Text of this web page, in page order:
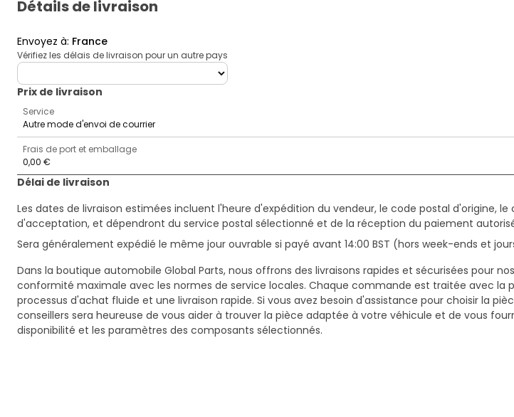
Détails de livraison
Envoyez à: France
Vérifiez les délais de livraison pour un autre pays
deliveryCountry
Prix ​​de livraison
Service
Autre mode d'envoi de courrier
Frais de port et emballage
0,00 €
Délai de livraison
Les dates de livraison estimées incluent l'heure d'expédition du vendeur, le code postal d'origine,
d'acceptation, et dépendront du service postal sélectionné et de la réception du paiement
Sera généralement expédié le même jour ouvrable si payé avant 14:00 BST (hors week-ends et
Dans la boutique automobile Global Parts, nous offrons des livraisons rapides et sécurisées pour
conformité maximale avec les normes de service locales. Chaque commande est traitée avec la
processus d'achat fluide et une livraison rapide. Si vous avez besoin d'assistance pour choisir la
conseillers sera heureuse de vous aider à trouver la pièce adaptée à votre véhicule et de vous
disponibilité et les paramètres des composants sélectionnés.